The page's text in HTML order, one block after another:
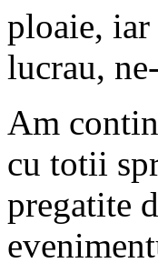
ploaie, iar
lucrau,
Am
cu totii
pregatite